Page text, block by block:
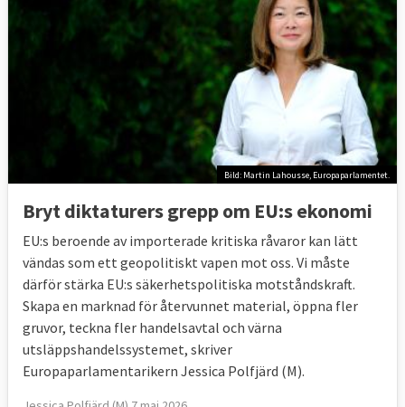
Bild: Martin Lahousse, Europaparlamentet.
Bryt diktaturers grepp om EU:s ekonomi
EU:s beroende av importerade kritiska råvaror kan lätt
vändas som ett geopolitiskt vapen mot oss. Vi måste
därför stärka EU:s säkerhetspolitiska motståndskraft.
Skapa en marknad för återvunnet material, öppna fler
gruvor, teckna fler handelsavtal och värna
utsläppshandelssystemet, skriver
Europaparlamentarikern Jessica Polfjärd (M).